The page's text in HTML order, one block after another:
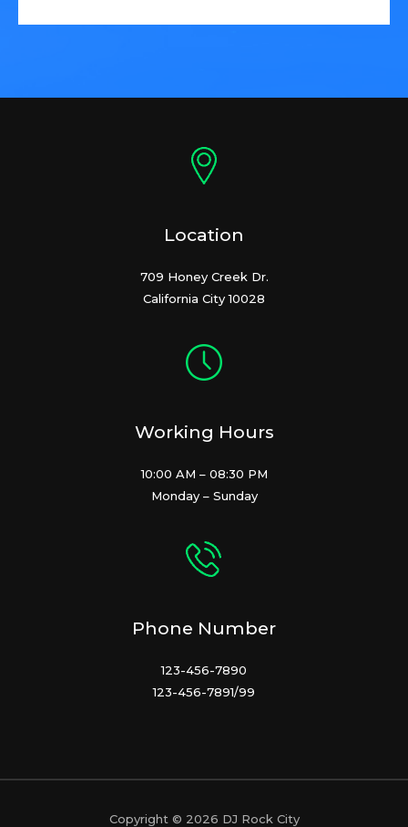
Location
709 Honey Creek Dr.
California City 10028
Working Hours
10:00 AM – 08:30 PM
Monday – Sunday
Phone Number
123-456-7890
123-456-7891/99
Copyright © 2026 DJ Rock City